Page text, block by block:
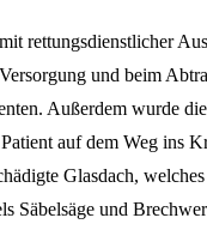
rettungsdienstlicher
und beim
Außerdem wurde
auf dem Weg ins
Glasdach,
Säbelsäge und